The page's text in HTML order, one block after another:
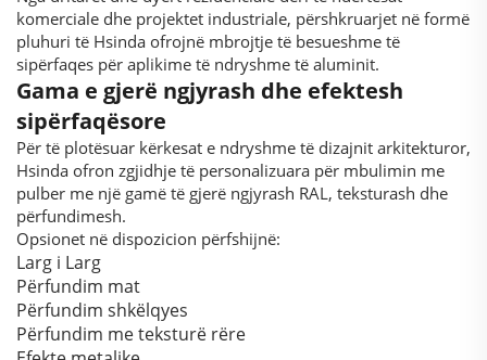
komerciale dhe projektet industriale, përshkruarjet në formë
pluhuri të Hsinda ofrojnë mbrojtje të besueshme të
sipërfaqes për aplikime të ndryshme të aluminit.
Gama e gjerë ngjyrash dhe efektesh
sipërfaqësore
Për të plotësuar kërkesat e ndryshme të dizajnit arkitekturor,
Hsinda ofron zgjidhje të personalizuara për mbulimin me
pulber me një gamë të gjerë ngjyrash RAL, teksturash dhe
përfundimesh.
Opsionet në dispozicion përfshijnë:
Larg i Larg
Përfundim mat
Përfundim shkëlqyes
Përfundim me teksturë rëre